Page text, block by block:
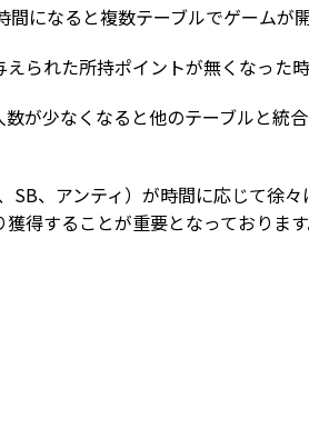
になると複数テーブルでゲームが
られた所持ポイントが無くなった
が少なくなると他のテーブルと統
SB、アンティ）が時間に応じて徐
得することが重要となっております